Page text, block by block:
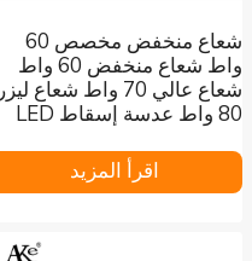
شعاع منخفض مخصص 60
واط شعاع منخفض 60 واط
شعاع عالي 70 واط شعاع ليزر
80 واط عدسة إسقاط LED
اقرأ المزيد